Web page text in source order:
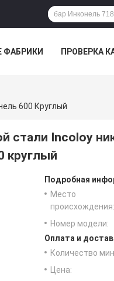
ФАБРИКИ ПРОВЕРКА
600 Круглый
стали Incoloy
круглый
Подробная
Место
происхождения:
Номер модели:
Оплата и
Количество
Цена: